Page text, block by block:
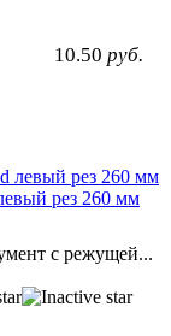
10.50 руб.
рез 260 мм
с режущей...